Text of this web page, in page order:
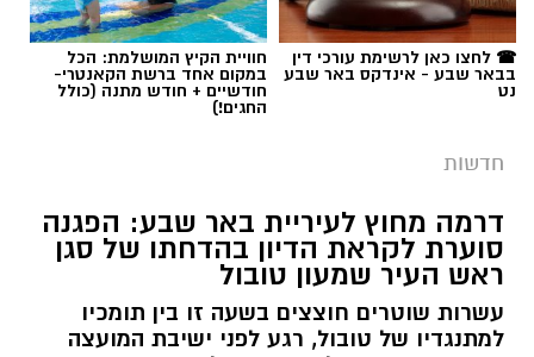
☎ לחצו כאן לרשימת עורכי דין
בבאר שבע - אינדקס באר שבע
נט
חוויית הקיץ המושלמת: הכל
במקום אחד ברשת הקאנטרי-
חודשיים + חודש מתנה (כולל
החגים!)
חדשות
דרמה מחוץ לעיריית באר שבע: הפגנה
סוערת לקראת הדיון בהדחתו של סגן
ראש העיר שמעון טובול
עשרות שוטרים חוצצים בשעה זו בין תומכיו
למתנגדיו של טובול, רגע לפני ישיבת המועצה